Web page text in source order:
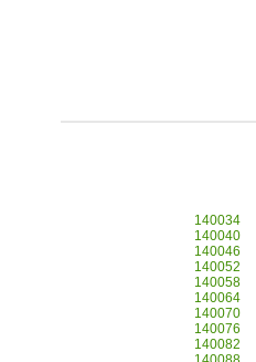
140034
140040
140046
140052
140058
140064
140070
140076
140082